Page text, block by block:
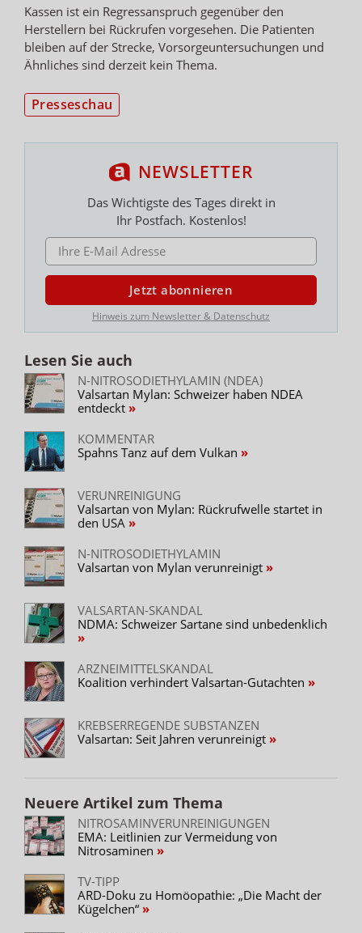
Kassen ist ein Regressanspruch gegenüber den
Herstellern bei Rückrufen vorgesehen. Die Patienten
bleiben auf der Strecke, Vorsorgeuntersuchungen und
Ähnliches sind derzeit kein Thema.
Presseschau
NEWSLETTER
Das Wichtigste des Tages direkt in
Ihr Postfach. Kostenlos!
E-MAIL ADRESSE
Jetzt abonnieren
Hinweis zum Newsletter & Datenschutz
Lesen Sie auch
N-NITROSODIETHYLAMIN (NDEA)
Valsartan Mylan: Schweizer haben NDEA
entdeckt
KOMMENTAR
Spahns Tanz auf dem Vulkan
VERUNREINIGUNG
Valsartan von Mylan: Rückrufwelle startet in
den USA
N-NITROSODIETHYLAMIN
Valsartan von Mylan verunreinigt
VALSARTAN-SKANDAL
NDMA: Schweizer Sartane sind unbedenklich
ARZNEIMITTELSKANDAL
Koalition verhindert Valsartan-Gutachten
KREBSERREGENDE SUBSTANZEN
Valsartan: Seit Jahren verunreinigt
Neuere Artikel zum Thema
NITROSAMINVERUNREINIGUNGEN
EMA: Leitlinien zur Vermeidung von
Nitrosaminen
TV-TIPP
ARD-Doku zu Homöopathie: „Die Macht der
Kügelchen“